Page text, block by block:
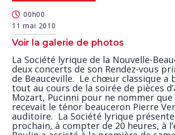
00h00
11 mai 2010
Voir la galerie de photos
La Société lyrique de la Nouvelle-
deux concerts de son Rendez-vous
de Beauceville. Le chœur classique a
tout au cours de la soirée de pièces
Mozart, Pucinni pour ne nommer que
recevait le ténor beauceron Pierre
auditoire. La Société lyrique
prochain, à compter de 20 heures, à